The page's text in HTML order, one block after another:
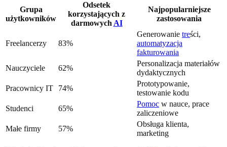
Grupa
użytkowników
Odsetek
korzystających z
darmowych AI
Najpopularniejsze
zastosowania
Freelancerzy 83%
Generowanie treści,
automatyzacja
fakturowania
Nauczyciele
62%
Personalizacja materiałów
dydaktycznych
Pracownicy IT
74%
Prototypowanie,
testowanie kodu
Studenci
65%
Pomoc w nauce, prace
zaliczeniowe
Małe firmy
57%
Obsługa klienta,
marketing